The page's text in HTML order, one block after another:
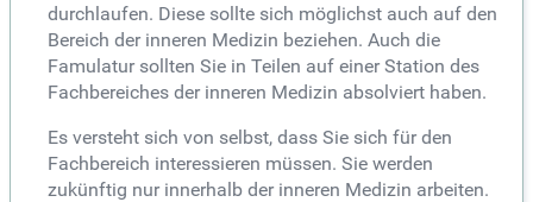
durchlaufen. Diese sollte sich möglichst auch auf den
Bereich der inneren Medizin beziehen. Auch die
Famulatur sollten Sie in Teilen auf einer Station des
Fachbereiches der inneren Medizin absolviert haben.
Es versteht sich von selbst, dass Sie sich für den
Fachbereich interessieren müssen. Sie werden
zukünftig nur innerhalb der inneren Medizin arbeiten.